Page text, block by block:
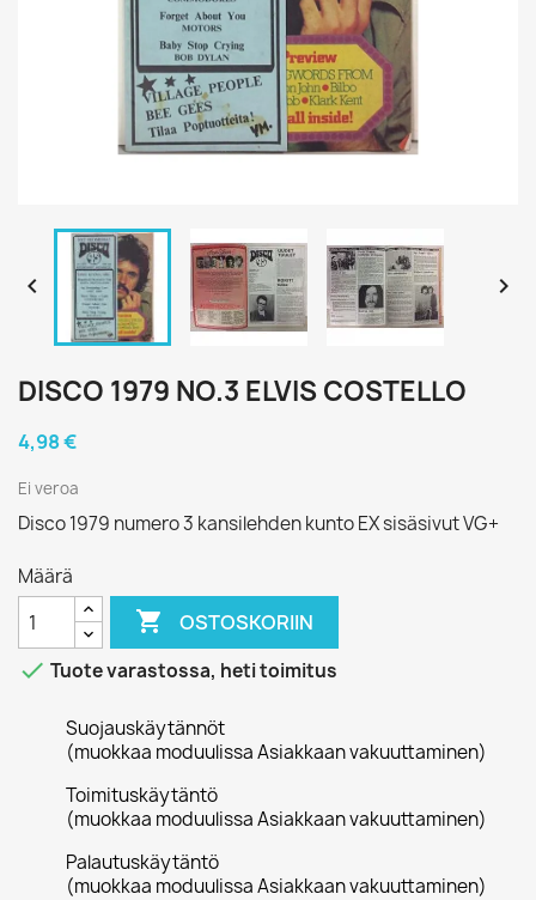
 
DISCO 1979 NO.3 ELVIS COSTELLO
4,98 €
Ei veroa
Disco 1979 numero 3 kansilehden kunto EX sisäsivut VG+
Määrä
 OSTOSKORIIN
 Tuote varastossa, heti toimitus
Suojauskäytännöt
(muokkaa moduulissa Asiakkaan vakuuttaminen)
Toimituskäytäntö
(muokkaa moduulissa Asiakkaan vakuuttaminen)
Palautuskäytäntö
(muokkaa moduulissa Asiakkaan vakuuttaminen)